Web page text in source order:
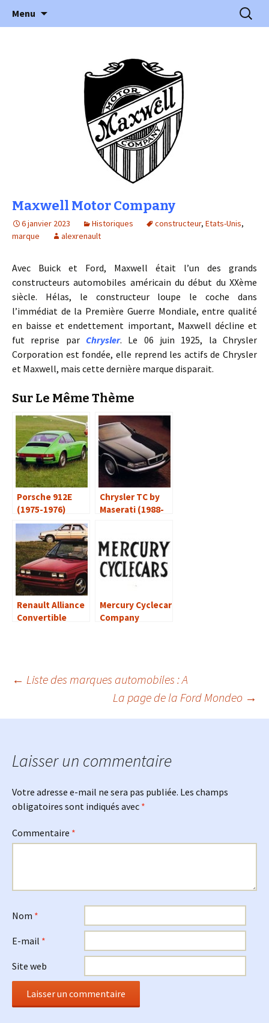
l'Automobile Ancienne
l'automobile ancienne : articles, historiques
…
Menu
Maxwell Motor Company
6 janvier 2023 Historiques constructeur, Etats-Unis,
marque
alexrenault
Avec Buick et Ford, Maxwell était l’un des grands
constructeurs automobiles américain du début du XXème
siècle. Hélas, le constructeur loupe le coche dans
l’immédiat de la Première Guerre Mondiale, entre qualité
en baisse et endettement important, Maxwell décline et
fut reprise parChrysler. Le 06 juin 1925, la Chrysler
Corporation est fondée, elle reprend les actifs de Chrysler
et Maxwell, mais cette dernière marque disparait.
Sur Le Même Thème
Porsche 912E
(1975-1976)
Chrysler TC by
Maserati (1988-
Renault Alliance
Convertible
Mercury Cyclecar
Company
Navigation
des
articles
← Liste des marques automobiles : A
La page de la Ford Mondeo →
Laisser un commentaire
Votre adresse e-mail ne sera pas publiée. Les champs
obligatoires sont indiqués avec *
Commentaire *
Nom *
E-mail *
Site web